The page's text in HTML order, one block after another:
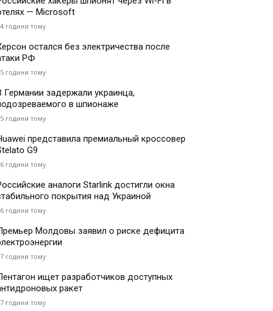
— Microsoft
години тому
остался без электричества после
РФ
години тому
Германии задержали украинца,
в шпионаже
години тому
представила премиальный кроссовер
G9
години тому
аналоги Starlink достигли окна
покрытия над Украиной
години тому
Молдовы заявил о риске дефицита
години тому
ищет разработчиков доступных
ракет
години тому